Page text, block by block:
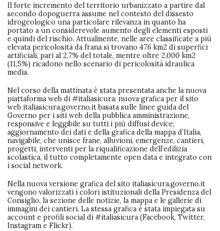
Il forte incremento del territorio urbanizzato a partire dal
secondo dopoguerra assume nel contesto del dissesto
idrogeologico una particolare rilevanza in quanto ha
portato a un considerevole aumento degli elementi esposti
e quindi del rischio. Attualmente, nelle aree classificate a più
elevata pericolosità da frana si trovano 476 km2 di superfici
artificiali, pari al 2,7% del totale, mentre oltre 2.000 km2
(11,5%) ricadono nello scenario di pericolosità idraulica
media.
Nel corso della mattinata è stata presentata anche la nuova
piattaforma web di #italiasicura: nuova grafica per il sito
web italiasicura.governo.it basata sulle linee guida del
Governo per i siti web della pubblica amministrazione,
responsive e leggibile su tutti i più diffusi device;
aggiornamento dei dati e della grafica della mappa d’Italia,
navigabile, che unisce frane, alluvioni, emergenze, cantieri,
progetti, interventi per la riqualificazione dell’edilizia
scolastica, il tutto completamente open data e integrato con
i social network.
Nella nuova versione grafica del sito italiasicura.governo.it
vengono valorizzati i colori istituzionali della Presidenza del
Consiglio, la sezione delle notizie, la mappa e le gallerie di
immagini dei cantieri. La stessa grafica è stata impiegata su
account e profili social di #italiasicura (Facebook, Twitter,
Instagram e Flickr).